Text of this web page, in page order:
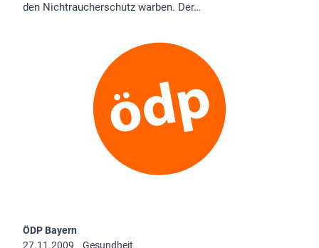
den Nichtraucherschutz warben. Der…
ÖDP Bayern
27.11.2009
Gesundheit